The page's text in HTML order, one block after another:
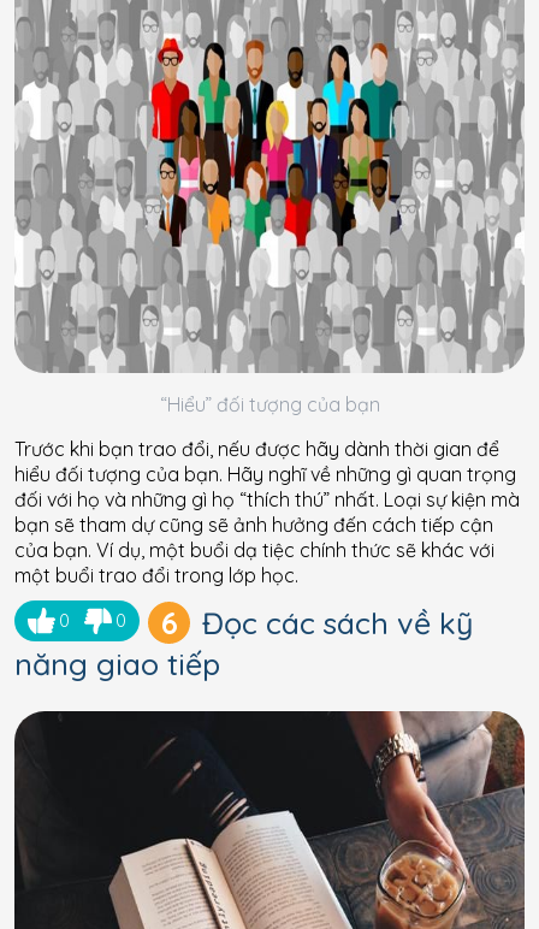
“Hiểu” đối tượng của bạn
Trước khi bạn trao đổi, nếu được hãy dành thời gian để
hiểu đối tượng của bạn. Hãy nghĩ về những gì quan trọng
đối với họ và những gì họ “thích thú” nhất. Loại sự kiện mà
bạn sẽ tham dự cũng sẽ ảnh hưởng đến cách tiếp cận
của bạn. Ví dụ, một buổi dạ tiệc chính thức sẽ khác với
một buổi trao đổi trong lớp học.
0 0 6
Đọc các sách về kỹ
năng giao tiếp